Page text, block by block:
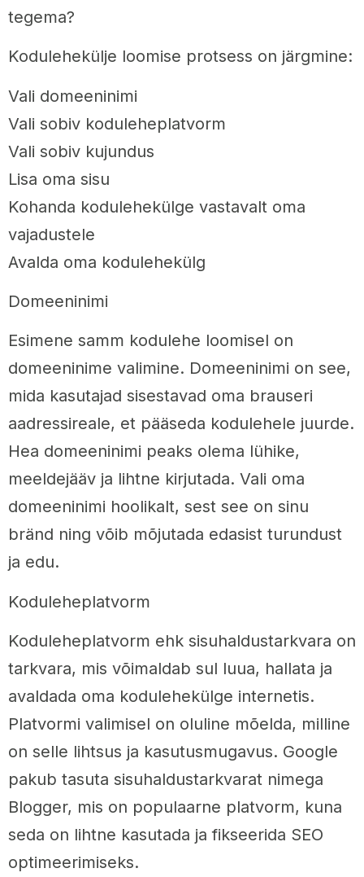
tegema?
Kodulehekülje loomise protsess on järgmine:
Vali domeeninimi
Vali sobiv koduleheplatvorm
Vali sobiv kujundus
Lisa oma sisu
Kohanda kodulehekülge vastavalt oma
vajadustele
Avalda oma kodulehekülg
Domeeninimi
Esimene samm kodulehe loomisel on
domeeninime valimine. Domeeninimi on see,
mida kasutajad sisestavad oma brauseri
aadressireale, et pääseda kodulehele juurde.
Hea domeeninimi peaks olema lühike,
meeldejääv ja lihtne kirjutada. Vali oma
domeeninimi hoolikalt, sest see on sinu
bränd ning võib mõjutada edasist turundust
ja edu.
Koduleheplatvorm
Koduleheplatvorm ehk sisuhaldustarkvara on
tarkvara, mis võimaldab sul luua, hallata ja
avaldada oma kodulehekülge internetis.
Platvormi valimisel on oluline mõelda, milline
on selle lihtsus ja kasutusmugavus. Google
pakub tasuta sisuhaldustarkvarat nimega
Blogger, mis on populaarne platvorm, kuna
seda on lihtne kasutada ja fikseerida SEO
optimeerimiseks.